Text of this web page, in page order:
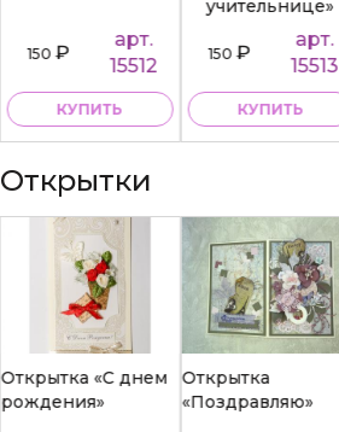
150₽
арт.
15512
КУПИТЬ
учительнице»
150₽
арт.
15513
КУПИТЬ
Открытки
Открытка «С днем
рождения»
Открытка
«Поздравляю»